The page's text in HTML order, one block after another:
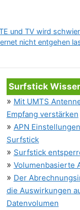
und TV wird
nicht entgehen
Surfstick
» Mit UMTS
Empfang verstärken
» APN
Surfstick
» Surfstick
» Volumenbasierte
» Der
die Auswirkungen
Datenvolumen